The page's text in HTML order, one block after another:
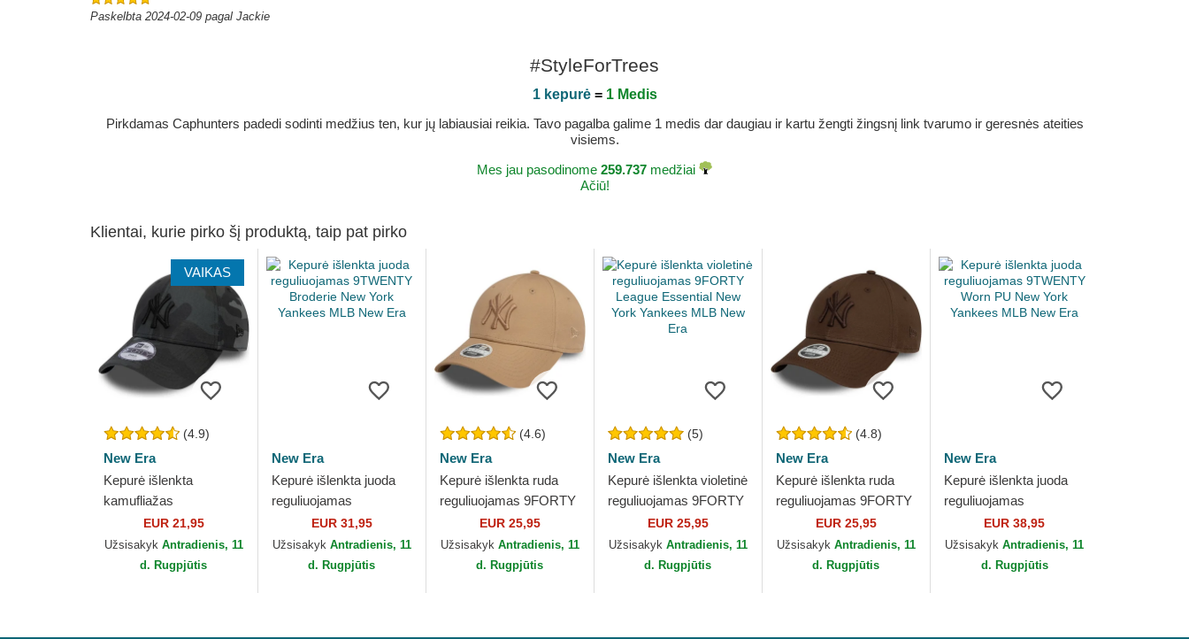
Paskelbta 2024-02-09 pagal Jackie
#StyleForTrees
1 kepurė= 1 Medis
Pirkdamas Caphunters padedi sodinti medžius ten, kur jų labiausiai reikia. Tavo pagalba galime 1 medis dar daugiau ir kartu žengti žingsnį link tvarumo ir geresnės ateities
visiems.
Mes jau pasodinome 259.737 medžiai
Ačiū!
Klientai, kurie pirko šį produktą, taip pat pirko
VAIKAS
(4.9)
New Era
Kepurė išlenkta
kamufliažas
reguliuojamas vaikams
9FORTY League
Essential New York
EUR 21,95
Užsisakyk Antradienis, 11
d. Rugpjūtis
New Era
Kepurė išlenkta juoda
reguliuojamas
9TWENTY Broderie
New York Yankees
MLB New Era
EUR 31,95
Užsisakyk Antradienis, 11
d. Rugpjūtis
(4.6)
New Era
Kepurė išlenkta ruda
reguliuojamas 9FORTY
League Essential New
York Yankees MLB
New Era
EUR 25,95
Užsisakyk Antradienis, 11
d. Rugpjūtis
(5)
New Era
Kepurė išlenkta violetinė
reguliuojamas 9FORTY
League Essential New
York Yankees MLB
New Era
EUR 25,95
Užsisakyk Antradienis, 11
d. Rugpjūtis
(4.8)
New Era
Kepurė išlenkta ruda
reguliuojamas 9FORTY
League Essential New
York Yankees MLB
New Era
EUR 25,95
Užsisakyk Antradienis, 11
d. Rugpjūtis
New Era
Kepurė išlenkta juoda
reguliuojamas
9TWENTY Worn PU
New York Yankees MLB
New Era
EUR 38,95
UžsisakykAntradienis, 11
d. Rugpjūtis